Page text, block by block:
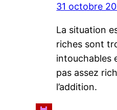
31 octobre
La situation
riches sont
intouchables
pas assez
l’addition.